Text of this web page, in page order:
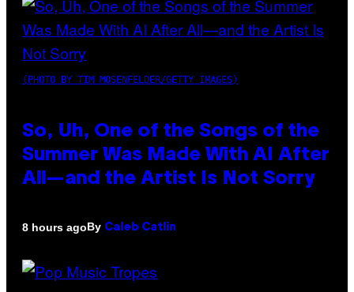
(PHOTO BY TIM MOSENFELDER/GETTY IMAGES)
So, Uh, One of the Songs of the
Summer Was Made With AI After
All—and the Artist Is Not Sorry
8 hours agoBy Caleb Catlin